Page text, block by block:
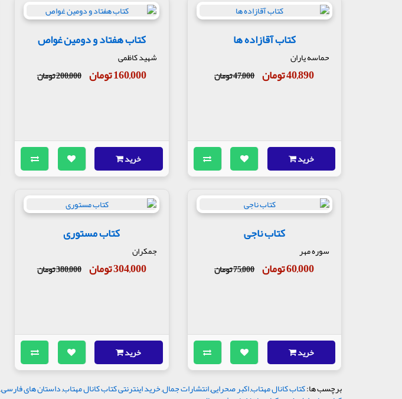
کتاب آقازاده ها
حماسه یاران
40,890 تومان 47,000 تومان
خرید
کتاب هفتاد و دومین غواص
شهید کاظمی
160,000 تومان 200,000 تومان
خرید
کتاب ناجی
سوره مهر
60,000 تومان 75,000 تومان
خرید
کتاب مستوری
جمکران
304,000 تومان 380,000 تومان
خرید
برچسب ها:کتاب کانال مهتاب,اکبر صحرایی,انتشارات جمال,خرید اینترنتی کتاب کانال مهتاب,داستان های فارسی,